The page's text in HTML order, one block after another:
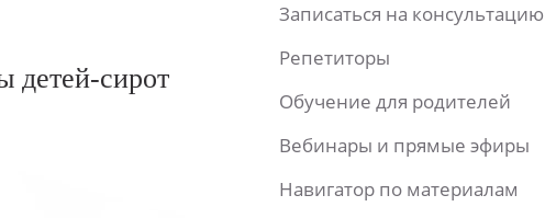
детей-сирот
Записаться на консультацию
Репетиторы
Обучение для родителей
Вебинары и прямые эфиры
Навигатор по материалам